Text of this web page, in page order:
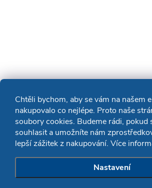
Chtěli bychom, aby se vám na našem
nakupovalo co nejlépe. Proto naše
soubory cookies. Budeme rádi, pokud
souhlasit a umožníte nám
lepší zážitek z nakupování. Více
Nastavení